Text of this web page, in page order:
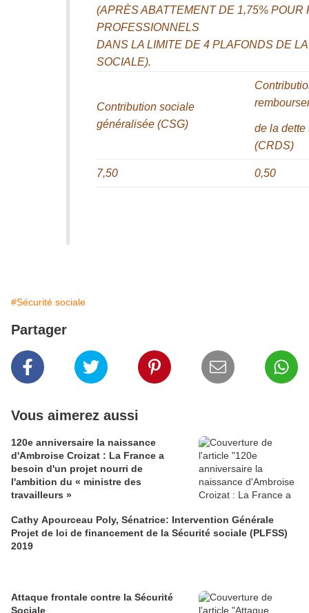
(APRÈS ABATTEMENT DE 1,75% POUR
PROFESSIONNELS
DANS LA LIMITE DE 4 PLAFONDS DE
SOCIALE).
Contribution sociale
généralisée (CSG)
de la dette
(CRDS)
7,50 0,50
#Sécurité sociale
Partager
Vous aimerez aussi
120e anniversaire la naissance
d'Ambroise Croizat : La France a
besoin d'un projet nourri de
l'ambition du « ministre des
travailleurs »
Cathy Apourceau Poly, Sénatrice: Intervention Générale
Projet de loi de financement de la Sécurité sociale (PLFSS)
2019
Attaque frontale contre la Sécurité
Sociale